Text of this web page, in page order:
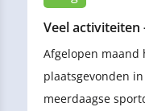
Veel activiteiten
Afgelopen maand
plaatsgevonden
meerdaagse